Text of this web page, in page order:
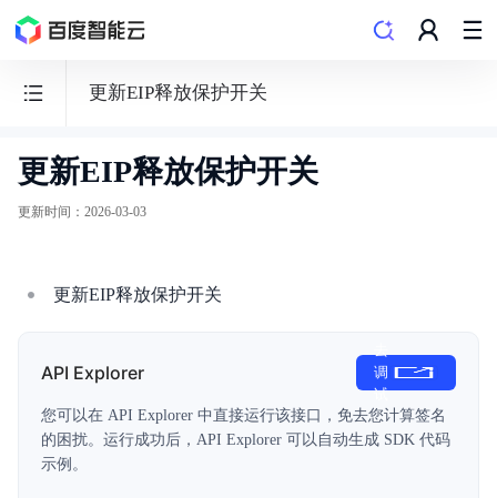
更新EIP释放保护开关
弹
性
IP
功能发布记录
更新EIP释放保护开关
更新时间 ： 2026-03-03
更新EIP释放保护开关
API Explorer
调
试
您可以在 API Explorer 中直接运行该接口，免去您计算签名
的困扰。运行成功后，API Explorer 可以自动生成 SDK 代码
示例。